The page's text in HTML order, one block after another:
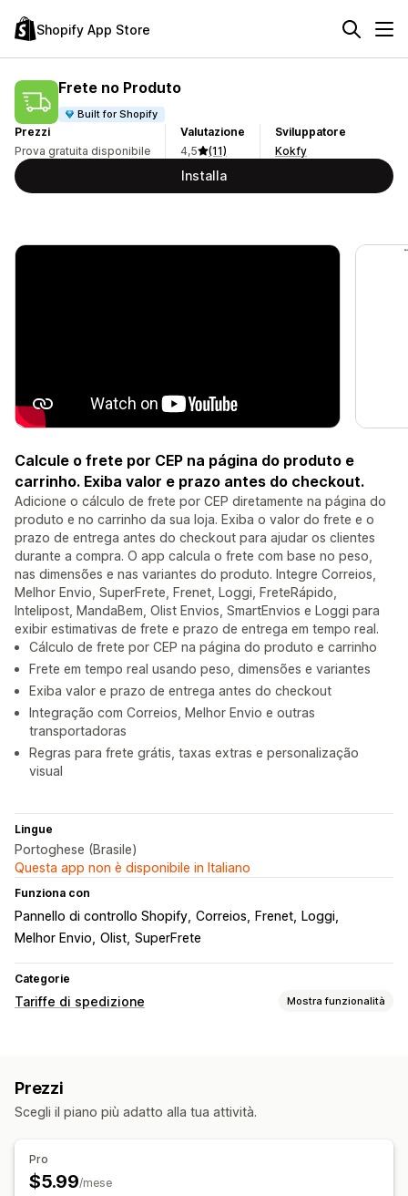
Shopify App Store
Frete no Produto
Built for Shopify
Prezzi
Prova gratuita disponibile
Valutazione
4,5
(11)
Sviluppatore
Kokfy
Installa
Calcule o frete por CEP na página do produto e
carrinho. Exiba valor e prazo antes do checkout.
Adicione o cálculo de frete por CEP diretamente na página do
produto e no carrinho da sua loja. Exiba o valor do frete e o
prazo de entrega antes do checkout para ajudar os clientes
durante a compra. O app calcula o frete com base no peso,
nas dimensões e nas variantes do produto. Integre Correios,
Melhor Envio, SuperFrete, Frenet, Loggi, FreteRápido,
Intelipost, MandaBem, Olist Envios, SmartEnvios e Loggi para
exibir estimativas de frete e prazo de entrega em tempo real.
Cálculo de frete por CEP na página do produto e carrinho
Frete em tempo real usando peso, dimensões e variantes
Exiba valor e prazo de entrega antes do checkout
Integração com Correios, Melhor Envio e outras
transportadoras
Regras para frete grátis, taxas extras e personalização
visual
Lingue
Portoghese (Brasile)
Questa app non è disponibile in Italiano
Funziona con
Pannello di controllo Shopify Correios Frenet
Loggi
Melhor Envio Olist SuperFrete
Categorie
Tariffe di spedizione Mostra funzionalità
In base alle dimensioni
In base al prodotto In base alla quantità
Personalizzazione
Prezzi
Scegli il piano più adatto alla tua attività.
Pro
$5.99/mese